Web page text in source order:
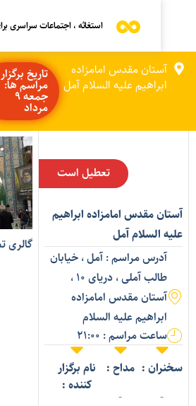
استغاثه ، اجتماعات سراسری برای
آستان مقدس امامزاده
ابراهیم علیه السلام آمل
تاریخ برگزاری
مراسم ها:
جمعه 9
مرداد
تعطیل است
مقدس امامزاده ابراهیم
السلام آمل
آدرس مراسم : آمل ، خیابان
طالب آملی ، دریای ۱۰ ،
آستان مقدس امامزاده
ابراهیم علیه السلام
ساعت مراسم : 21:00
: مداح : نام برگزار
کننده :
گالری